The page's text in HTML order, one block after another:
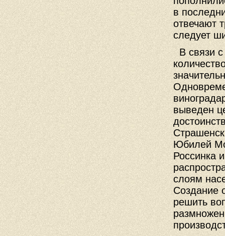
в
отвечают
следует
В связи с
выведен
Юбилей
Россинка
слоям
Создание
решить